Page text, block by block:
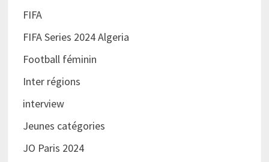
FIFA
FIFA Series 2024 Algeria
Football féminin
Inter régions
interview
Jeunes catégories
JO Paris 2024